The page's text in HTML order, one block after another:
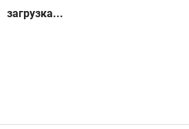
загрузка...